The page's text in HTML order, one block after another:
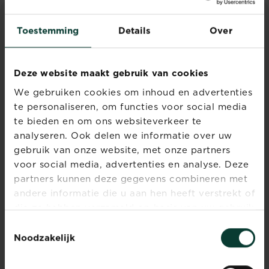
Toestemming Details Over
Deze website maakt gebruik van cookies
We gebruiken cookies om inhoud en advertenties
te personaliseren, om functies voor social media
te bieden en om ons websiteverkeer te
analyseren. Ook delen we informatie over uw
gebruik van onze website, met onze partners
voor social media, advertenties en analyse. Deze
partners kunnen deze gegevens combineren met
andere informatie die u aan hen heeft verstrekt of
die ze hebben verzameld op basis van uw gebruik
Noodzakelijk
ADVIES & INSPIRATIE
Onkruid verwijderen op
jouw oprit
is
Onkruid verwijderen op jouw oprit